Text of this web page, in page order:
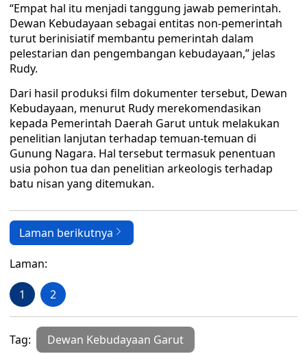
“Empat hal itu menjadi tanggung jawab pemerintah.
Dewan Kebudayaan sebagai entitas non-pemerintah
turut berinisiatif membantu pemerintah dalam
pelestarian dan pengembangan kebudayaan,” jelas
Rudy.
Dari hasil produksi film dokumenter tersebut, Dewan
Kebudayaan, menurut Rudy merekomendasikan
kepada Pemerintah Daerah Garut untuk melakukan
penelitian lanjutan terhadap temuan-temuan di
Gunung Nagara. Hal tersebut termasuk penentuan
usia pohon tua dan penelitian arkeologis terhadap
batu nisan yang ditemukan.
Laman berikutnya
Laman:
1 2
Tag: Dewan Kebudayaan Garut